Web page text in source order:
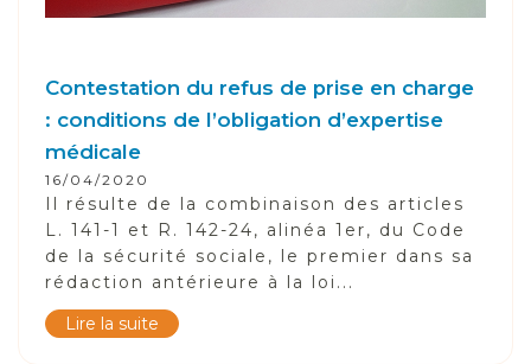
Contestation du refus de prise en charge
: conditions de l’obligation d’expertise
médicale
16/04/2020
Il résulte de la combinaison des articles
L. 141-1 et R. 142-24, alinéa 1er, du Code
de la sécurité sociale, le premier dans sa
rédaction antérieure à la loi...
Lire la suite